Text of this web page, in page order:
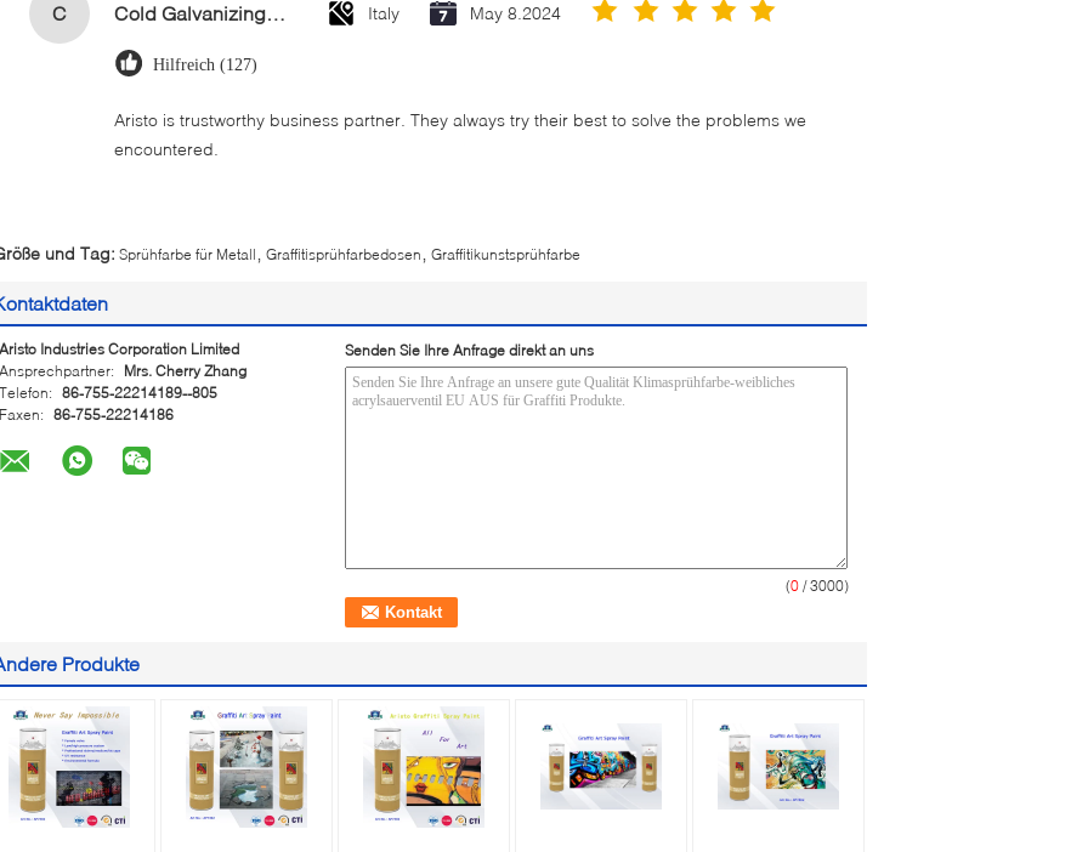
C Cold Galvanizing Zinc Spray Paint 400ml Italy May 8.2024
Hilfreich (127)
Aristo is trustworthy business partner. They always try their best to solve the problems we
encountered.
und Tag: Sprühfarbe für Metall Graffitisprühfarbedosen Graffitikunstsprühfarbe
Aristo Industries Corporation Limited
Ansprechpartner:
Mrs. Cherry Zhang
Telefon: 86-755-22214189--805
Faxen: 86-755-22214186
Senden Sie Ihre Anfrage direkt an uns
(0 / 3000)
Produkte